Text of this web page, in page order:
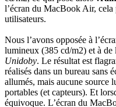
l’écran du MacBook Air,
utilisateurs.
Nous l’avons opposée à
lumineux (385 cd/m2) et à
Unidoby. Le résultat est
réalisés dans un bureau sans
allumés, mais aucune source
portables (et capteurs). Et
équivoque. L’écran du